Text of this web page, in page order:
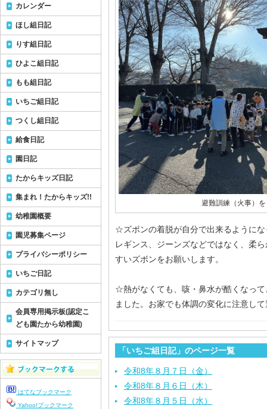
避難訓練（火事）
☆ズボンの着脱が自分で出来るように
レギンス、ジーンズなどではなく、柔
すいズボンをお願いします。
☆熱がなくても、咳・鼻水が酷くなっ
ました。お家でも体調の変化に注意し
「いちご組日記」のページ一覧
令和8年８月７日（金）
令和8年８月６日（木）
令和8年８月５日（水）
カレンダー
ほし組日記
りす組日記
ひよこ組日記
もも組日記
いちご組日記
つくし組日記
給食日記
園日記
たからキッズ日記
集まれ！たからキッズ!!
幼稚園概要
園児募集ページ
プライバシーポリシー
いちご日記
カテゴリ無し
会員専用掲示板(認定こ
ども園たから幼稚園)
サイトマップ
はてなブックマーク
Yahoo!ブックマーク